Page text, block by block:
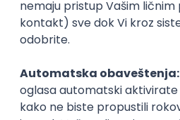
02.09.2026.
Linux AWS Ansible DevOps
Intermediate
Backend Software
Experience Team
Pollard Digital Solutions